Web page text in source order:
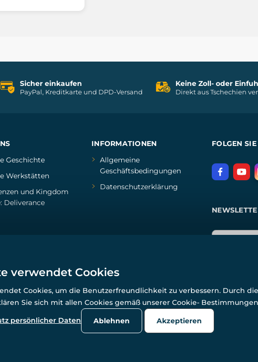
Sicher einkaufen
PayPal, Kreditkarte und DPD-Versand
Keine Zoll- oder
Direkt aus Tschechien
Geschichte
Werkstätten
und Kingdom
Deliverance
INFORMATIONEN
Allgemeine
Geschäftsbedingungen
Datenschutzerklärung
FOLGEN
© Alle Rechte vorbehalten. www.wulflund.de 2007-2026.
Powered by
Simplia.cz , protected by reCAPTCHA.
verwendet Cookies
Cookies, um die Benutzerfreundlichkeit zu verbessern. Durch
Sie sich mit allen Cookies gemäß unserer Cookie- Bestimmungen
persönlicher Daten Ablehnen Akzeptieren